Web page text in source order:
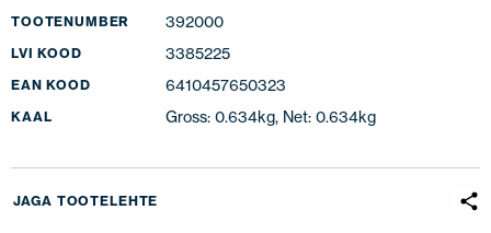
TOOTENUMBER 392000
LVI KOOD 3385225
EAN KOOD 6410457650323
KAAL Gross: 0.634kg, Net: 0.634kg
JAGA TOOTELEHTE